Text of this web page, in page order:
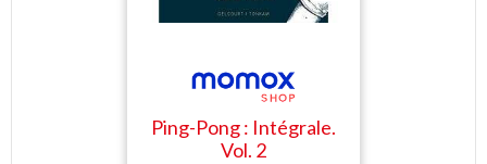
Ping-Pong : Intégrale.
Vol. 2